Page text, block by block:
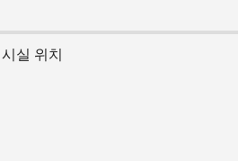
실 위치